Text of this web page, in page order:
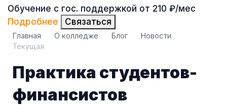
Обучение с гос. поддержкой от 210 ₽/мес
Подробнее
Связаться
Главная О колледже Блог
Новости
Текущая
Практика студентов-
финансистов